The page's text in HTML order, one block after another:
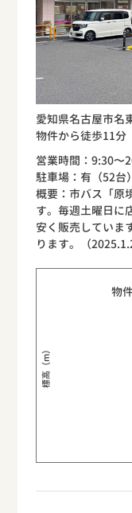
愛知県名古屋市名
物件から徒歩11分
営業時間：9:30〜
駐車場：有（52台）
概要：市バス「原
す。毎週土曜日に
安く販売していま
ります。（
物
標高（m）